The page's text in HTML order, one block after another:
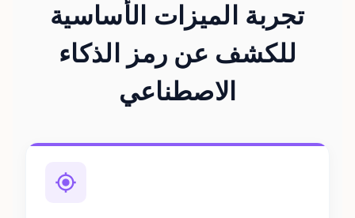
تجربة الميزات الأساسية
للكشف عن رمز الذكاء
الاصطناعي